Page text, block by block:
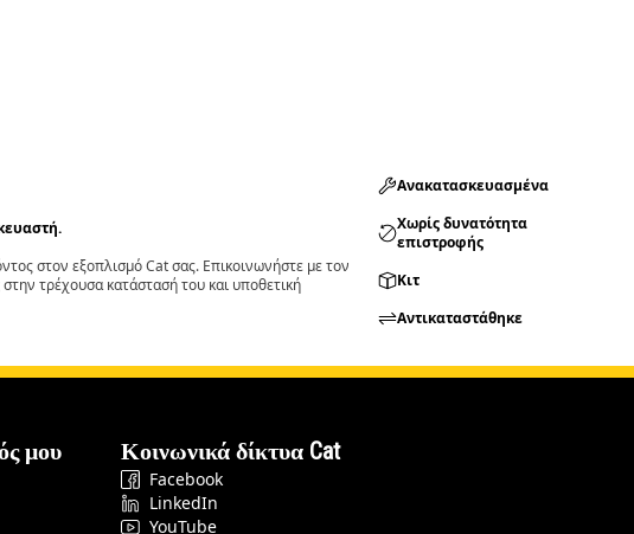
στον εξοπλισμό Cat σας. Επικοινωνήστε με τον
τρέχουσα κατάστασή του και υποθετική
Ανακατασκευασμένα
Χωρίς δυνατότητα
επιστροφής
Κιτ
Αντικαταστάθηκε
μου Κοινωνικά δίκτυα Cat
Facebook
LinkedIn
YouTube